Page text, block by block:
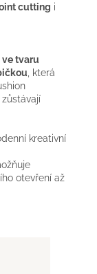
cutting i
tvaru
, která
kreativní
otevření až